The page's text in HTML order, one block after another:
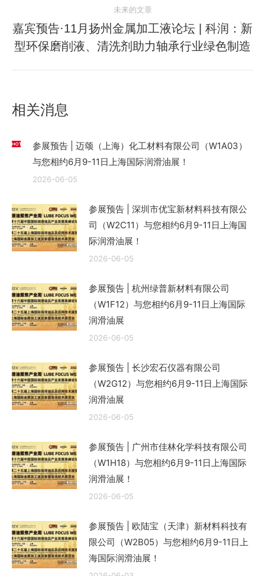
章：
未来的文章
未
来
的
嘉宾预告·11月扬州金属加工液论坛 | 科润：新
型环保磨削液、清洗剂助力轴承行业绿色制造
相关消息
参展预告 | 迈颂（上海）化工材料有限公司（W1A03）
与您相约6月9-11日上海国际润滑油展！
2026-06-05
参展预告 | 深圳市优宝新材料科技有限公
司（W2C11）与您相约6月9-11日上海国
际润滑油展！
2026-06-05
参展预告 | 杭州绿普新材料有限公司
（W1F12）与您相约6月9-11日上海国际
润滑油展
2026-06-05
参展预告 | 长沙宏石仪器有限公司
（W2G12）与您相约6月9-11日上海国际
润滑油展
2026-06-05
参展预告 | 广州市佳林化学科技有限公司
（W1H18）与您相约6月9-11日上海国际
润滑油展！
2026-06-05
参展预告 | 欧陆宝（天津）新材料科技有
限公司（W2B05）与您相约6月9-11日上
海国际润滑油展！